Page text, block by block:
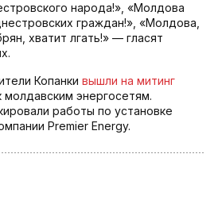
народа!», «Молдова
граждан!», «Молдова,
хватит лгать!» — гласят
Копанки вышли на митинг
энергосетям.
работы по установке
Premier Energy.